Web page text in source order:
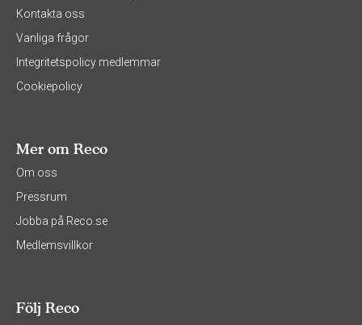
Kontakta oss
Vanliga frågor
Integritetspolicy medlemmar
Cookiepolicy
Mer om Reco
Om oss
Pressrum
Jobba på Reco.se
Medlemsvillkor
Följ Reco